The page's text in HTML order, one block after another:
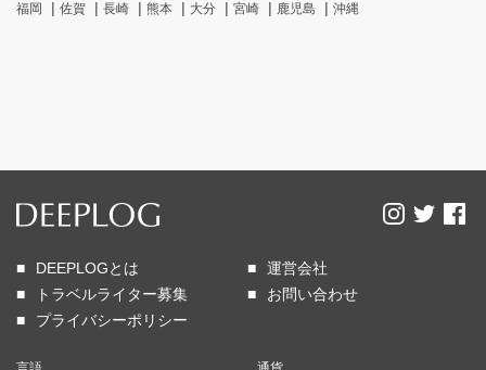
福岡
佐賀 長崎 熊本 大分 宮崎 鹿児島 沖縄
DEEPLOGとは
運営会社
トラベルライター募集
お問い合わせ
プライバシーポリシー